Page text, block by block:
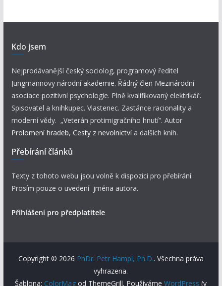
Kdo jsem
Nejprodávanější český sociolog, programový ředitel
Jungmannovy národní akademie. Řádný člen Mezinárodní
asociace pozitivní psychologie. Plně kvalifikovaný elektrikář.
Spisovatel a knihkupec. Vlastenec. Zastánce racionality a
moderní vědy. „Veterán protimigračního hnutí“. Autor
Prolomení hradeb, Cesty z nevolnictví a dalších knih.
Přebírání článků
Texty z tohoto webu jsou volně k dispozici pro přebírání.
Prosím pouze o uvedení jména autora.
Přihlášení pro předplatitele
Copyright © 2026 PhDr. Petr Hampl, Ph.D.. Všechna práva
vyhrazena.
Šablona: ColorMag od ThemeGrill. PoužívámeWordPress (v